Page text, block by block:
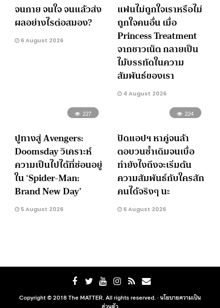
จนกาย จนใจ จนแล้วส่ง
ผลอย่างไรต่อสมอง?
6 August 2026
แฟนไม่ถูกใจเราหรือไม่
ถูกใจคนอื่น เมื่อ
Princess Treatment
จากชาวเน็ต กลายเป็น
ไม้บรรทัดในความ
สัมพันธ์ของเรา
4 August 2026
227
ปูทางสู่ Avengers:
Doomsday วิเคราะห์
ความเป็นไปได้ที่ซ่อนอยู่
ใน ‘Spider-Man:
Brand New Day’
5 August 2026
224
ปัดแอปฯ หาคู่จนล้า
ตอบวนซ้ำเดิมจนเบื่อ
ทำยังไงถึงจะเริ่มต้น
ความสัมพันธ์กับใครสัก
คนได้จริงๆ นะ
6 August 2026
Copyright © 2018 The MATTER. All rights reserved. ·นโยบายความเป็น
ส่วนตัว